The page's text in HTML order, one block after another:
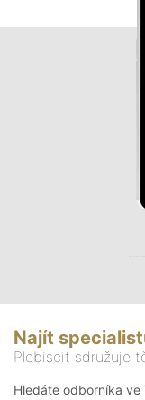
Najít
Plebiscit sdružuje
Hledáte odborníka ve